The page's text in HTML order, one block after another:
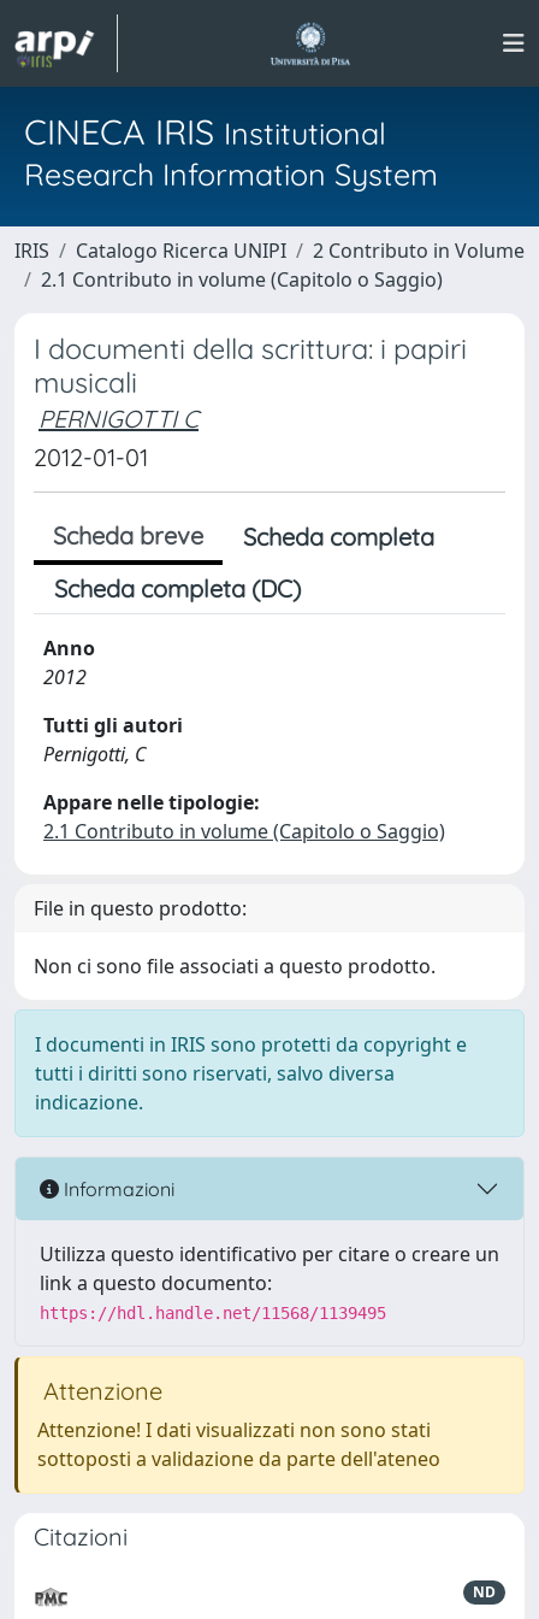
CINECA IRIS Institutional
Research Information System
IRIS Catalogo Ricerca UNIPI
2 Contributo in Volume
2.1 Contributo in volume (Capitolo o Saggio)
I documenti della scrittura: i papiri
musicali
PERNIGOTTI C
2012-01-01
Scheda breve
Scheda completa
Scheda completa (DC)
Anno
2012
Tutti gli autori
Pernigotti, C
Appare nelle tipologie:
2.1 Contributo in volume (Capitolo o Saggio)
File in questo prodotto:
Non ci sono file associati a questo prodotto.
I documenti in IRIS sono protetti da copyright e
tutti i diritti sono riservati, salvo diversa
indicazione.
Informazioni
Utilizza questo identificativo per citare o creare un
link a questo documento:
https://hdl.handle.net/11568/1139495
Attenzione
Attenzione! I dati visualizzati non sono stati
sottoposti a validazione da parte dell'ateneo
Citazioni
ND